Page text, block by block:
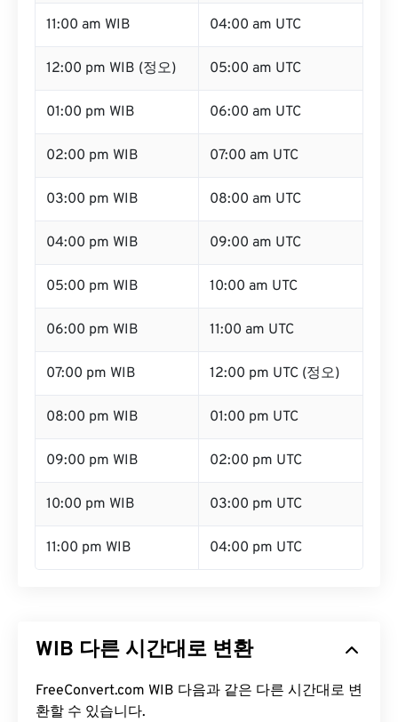
11:00 am WIB 04:00 am UTC
12:00 pm WIB (정오) 05:00 am UTC
01:00 pm WIB 06:00 am UTC
02:00 pm WIB 07:00 am UTC
03:00 pm WIB 08:00 am UTC
04:00 pm WIB 09:00 am UTC
05:00 pm WIB 10:00 am UTC
06:00 pm WIB 11:00 am UTC
07:00 pm WIB 12:00 pm UTC (정오)
08:00 pm WIB 01:00 pm UTC
09:00 pm WIB 02:00 pm UTC
10:00 pm WIB 03:00 pm UTC
11:00 pm WIB 04:00 pm UTC
WIB 다른 시간대로 변환
FreeConvert.com WIB 다음과 같은 다른 시간대로 변
환할 수 있습니다.